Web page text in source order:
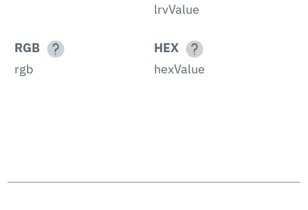
lrvValue
RGB
rgb
HEX
hexValue